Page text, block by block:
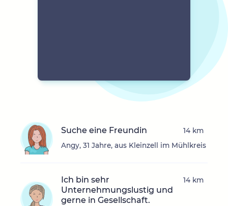
Suche eine Freundin
Angy, 31 Jahre, aus Kleinzell im Mühlkreis
14 km
Ich bin sehr
Unternehmungslustig und
gerne in Gesellschaft.
14 km